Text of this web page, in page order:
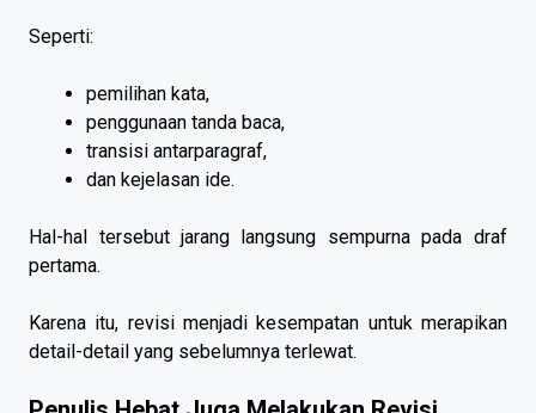
Seperti:
pemilihan kata,
penggunaan tanda baca,
transisi antarparagraf,
dan kejelasan ide.
Hal-hal tersebut jarang langsung sempurna pada draf
pertama.
Karena itu, revisi menjadi kesempatan untuk merapikan
detail-detail yang sebelumnya terlewat.